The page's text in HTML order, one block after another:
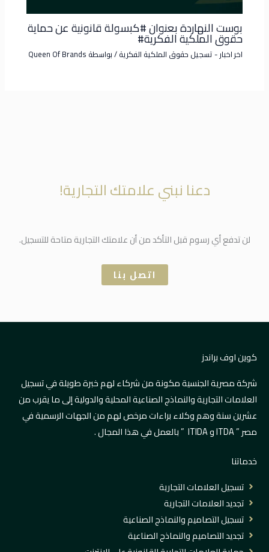
بوست النهاردة بعنوان #كبسولة قانونية عن حماية
حقوق الملكية الفكرية#
اخر اخبار - تسجيل حقوق الملكية الفكرية/ بواسطة Queen Of Brands
دعنا نبني علامتك التجارية!
لن تدفع أي رسوم قبل التأكد من أن علامتك التجارية متاحة للتسجيل.
اتصل بنا
كوين اوف براندز
شركة مصرية الجنسية مكونة من شركاء لهم خبرة طويلة في تسجيل
العلامات التجارية والنماذج الصناعية المحلية والدولية إلى ما يقرب من
عشرين سنة وهم وكلاء براءات مرخص لهم من الجهات الرسمية في
مصر ” ITDA و
ITIDA ” بالعمل في هذا المجال .
خدماتنا
تسجيل العلامات التجارية
تجديد العلامات التجارية
تسجيل التصاميم والنماذج الصناعية
تجديد التصاميم والنماذج الصناعية